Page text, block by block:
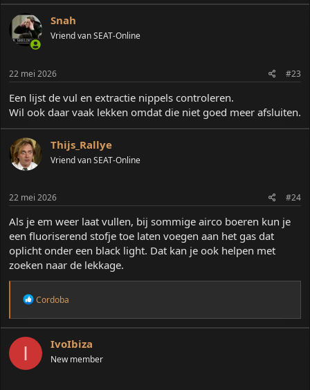
Snah
Vriend van SEAT-Online
22 mei 2026 #23
Een lijst de vul en extractie nippels controleren.
Wil ook daar vaak lekken omdat die niet goed meer afsluiten.
Thijs_Rallye
Vriend van SEAT-Online
22 mei 2026 #24
Als je em weer laat vullen, bij sommige airco boeren kun je
een fluoriserend stofje toe laten voegen aan het gas dat
oplicht onder een black light. Dat kan je ook helpen met
zoeken naar de lekkage.
W
a
r
d
r
Cordoba
I IvoIbiza
New member